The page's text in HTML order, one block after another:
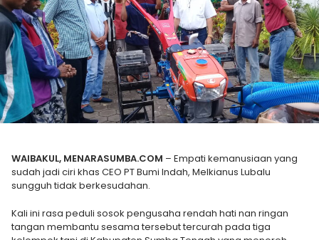
WAIBAKUL, MENARASUMBA.COM – Empati kemanusiaan yang
sudah jadi ciri khas CEO PT Bumi Indah, Melkianus Lubalu
sungguh tidak berkesudahan.
Kali ini rasa peduli sosok pengusaha rendah hati nan ringan
tangan membantu sesama tersebut tercurah pada tiga